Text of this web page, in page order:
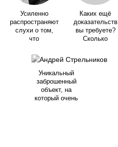
Усиленно
распространяют
слухи о том,
что
Каких ещё
доказательств
вы требуете?
Сколько
Уникальный
заброшенный
объект, на
который очень